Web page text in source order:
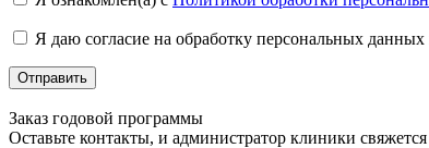
Я даю согласие на обработку персональных
Отправить
Заказ годовой программы
Оставьте контакты, и администратор клиники